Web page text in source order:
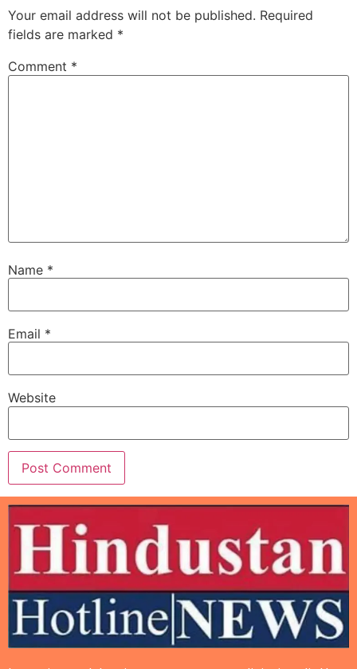
Your email address will not be published. Required
fields are marked *
Comment *
Name *
Email *
Website